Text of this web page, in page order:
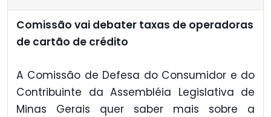
Comissão vai debater taxas de operadoras
de cartão de crédito
A Comissão de Defesa do Consumidor e do
Contribuinte da Assembléia Legislativa de
Minas Gerais quer saber mais sobre a